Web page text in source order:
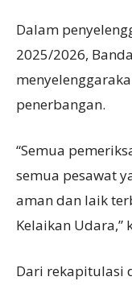
Dalam
2025/2026,
penerbangan.
“Semua
semua pesawat
aman dan laik
Kelaikan Udara,”
Dari rekapitulasi